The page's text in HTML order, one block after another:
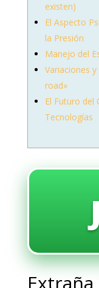
existen)
El Aspecto
la Presión
Manejo del
Variaciones
road»
El Futuro del
Tecnologías